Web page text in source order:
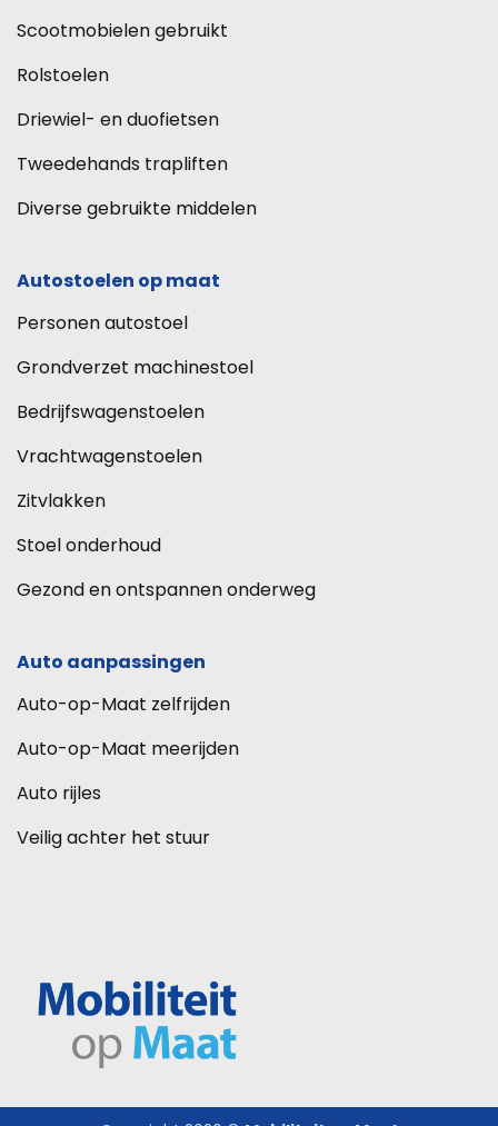
Scootmobielen gebruikt
Rolstoelen
Driewiel- en duofietsen
Tweedehands trapliften
Diverse gebruikte middelen
Autostoelen op maat
Personen autostoel
Grondverzet machinestoel
Bedrijfswagenstoelen
Vrachtwagenstoelen
Zitvlakken
Stoel onderhoud
Gezond en ontspannen onderweg
Auto aanpassingen
Auto-op-Maat zelfrijden
Auto-op-Maat meerijden
Auto rijles
Veilig achter het stuur